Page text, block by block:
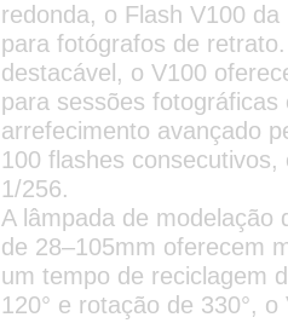
redonda, o Flash V100
para fotógrafos de
destacável, o V100
para sessões
arrefecimento avançado
100 flashes
1/256.
A lâmpada de modelação
de 28–105mm oferecem
um tempo de reciclagem
120° e rotação de 330°,